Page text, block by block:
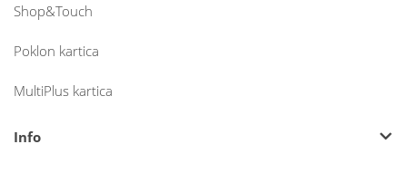
Shop&Touch
Poklon kartica
MultiPlus kartica
Info